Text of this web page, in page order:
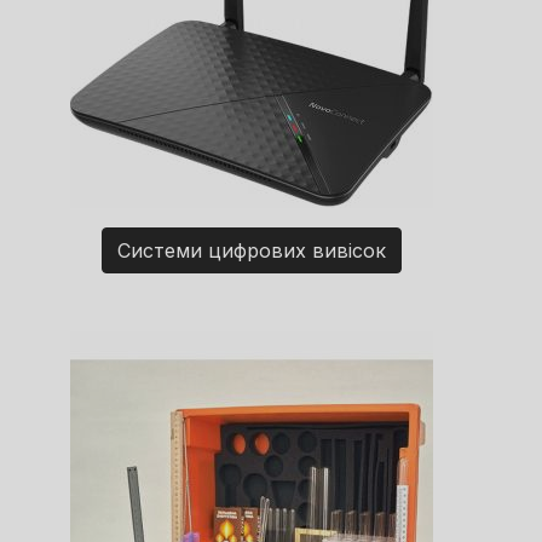
Системи цифрових вивісок